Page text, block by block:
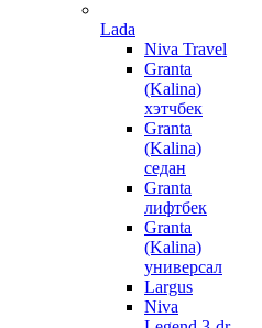
Lada
Niva Travel
Granta
(Kalina)
хэтчбек
Granta
(Kalina)
седан
Granta
лифтбек
Granta
(Kalina)
универсал
Largus
Niva